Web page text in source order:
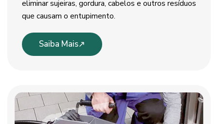
eliminar sujeiras, gordura, cabelos e outros resíduos
que causam o entupimento.
Saiba Mais